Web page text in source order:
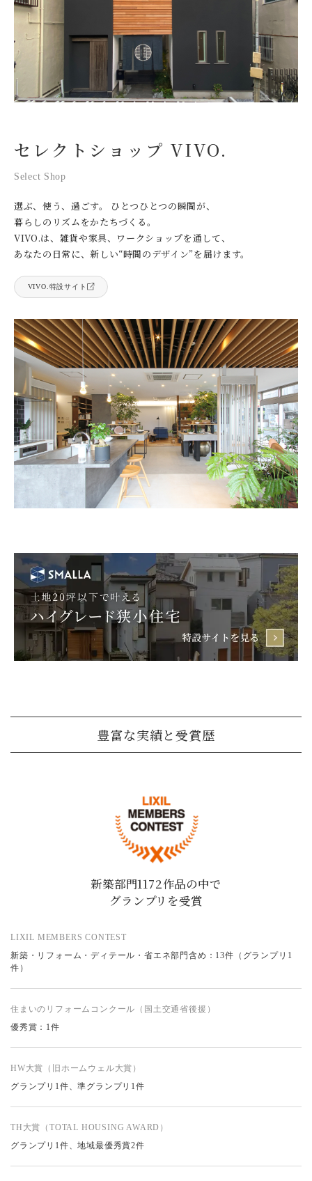
セレクトショップ VIVO.
Select Shop
選ぶ、使う、過ごす。 ひとつひとつの瞬間が、
暮らしのリズムをかたちづくる。
VIVO.は、雑貨や家具、ワークショップを通して、
あなたの日常に、新しい“時間のデザイン”を届けます。
VIVO.特設サイト
豊富な実績と受賞歴
新築部門1172作品の中で
グランプリを受賞
LIXIL MEMBERS CONTEST
新築・リフォーム・ディテール・省エネ部門含め：13件（グランプリ1
件）
住まいのリフォームコンクール （国土交通省後援）
優秀賞：1件
HW大賞（旧ホームウェル大賞）
グランプリ1件、準グランプリ1件
TH大賞（TOTAL HOUSING AWARD）
グランプリ1件、地域最優秀賞2件